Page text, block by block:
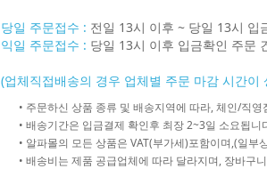
당일 주문접수 : 전일 13시 이후 ~ 당일 13시 입
익일 주문접수 : 당일 13시 이후 입금확인 주문
(업체직접배송의 경우 업체별 주문 마감 시간이
• 주문하신 상품 종류 및 배송지역에 따라, 체인/직
• 배송기간은 입금결제 확인후 최장 2~3일 소요됩
• 알파몰의 모든 상품은 VAT(부가세)포함이며,(일
• 배송비는 제품 공급업체에 따라 달라지며, 장바구